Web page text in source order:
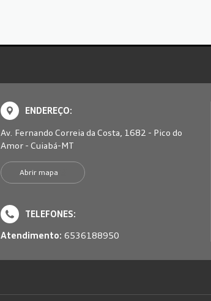
ENDEREÇO:
Av. Fernando Correia da Costa, 1682 - Pico do
Amor - Cuiabá-MT
Abrir mapa
TELEFONES:
Atendimento:6536188950